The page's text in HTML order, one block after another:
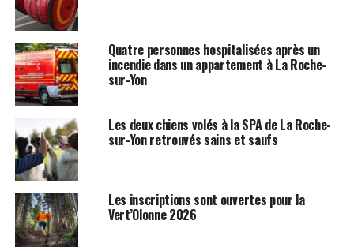
Quatre personnes hospitalisées après un
incendie dans un appartement à La Roche-
sur-Yon
Les deux chiens volés à la SPA de La Roche-
sur-Yon retrouvés sains et saufs
Les inscriptions sont ouvertes pour la
Vert’Olonne 2026